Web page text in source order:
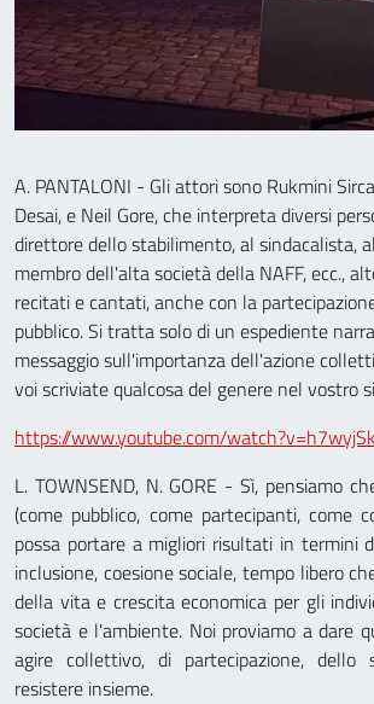
A. PANTALONI - Gli attori sono Rukmini
Desai, e Neil Gore, che interpreta diversi
direttore dello stabilimento, al sindacalista,
membro dell'alta società della NAFF, ecc.,
recitati e cantati, anche con la
pubblico. Si tratta solo di un espediente
messaggio sull'importanza dell'azione
voi scriviate qualcosa del genere nel vostro
https://www.youtube.com/
L. TOWNSEND, N. GORE - Sì, pensiamo
(come pubblico, come partecipanti, come
possa portare a migliori risultati in termini
inclusione, coesione sociale, tempo libero
della vita e crescita economica per gli
società e l'ambiente. Noi proviamo a dare
agire collettivo, di partecipazione, dello
resistere insieme.